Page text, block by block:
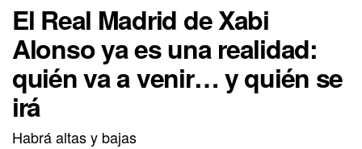
El Real Madrid de Xabi
Alonso ya es una realidad:
quién va a venir… y quién se
irá
Habrá altas y bajas